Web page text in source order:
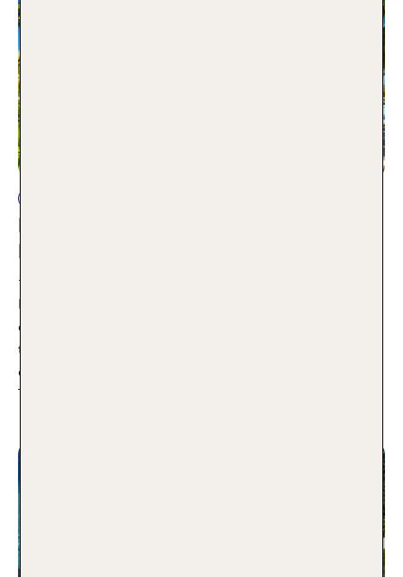
Bora Bora Hotels: Unsere TOP 5
Lieblingsresorts
19.02.2021
Die Sehnsucht nach der Südsee hat ein Ende! Du planst
deine nächste Fernreise? Wie wäre es mit einer
türkisfarbenen Lagune im Südpazifik? Klingt gut? Dann zeigt
dir TUI Mitarbeiterin Eva die TOP Hotels für deinen
Traumurlaub auf Bora Bora.